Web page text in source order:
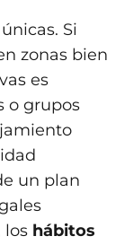
Si
zonas bien
es
o grupos
un plan
los hábitos